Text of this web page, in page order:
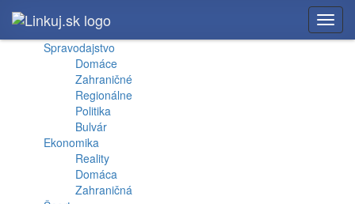
Spravodajstvo
Domáce
Zahraničné
Regionálne
Politika
Bulvár
Ekonomika
Reality
Domáca
Zahraničná